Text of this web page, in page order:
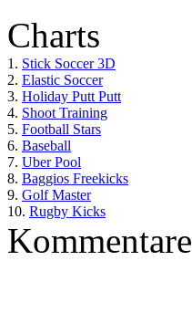
Charts
1. Stick Soccer 3D
2. Elastic Soccer
3. Holiday Putt Putt
4. Shoot Training
5. Football Stars
6. Baseball
7. Uber Pool
8. Baggios Freekicks
9. Golf Master
10. Rugby Kicks
Kommentare